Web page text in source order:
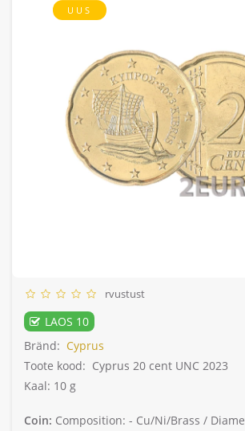
UUS
rvustust
LAOS 10
Bränd: Cyprus
Toote kood: Cyprus 20 cent UNC 2023
Kaal: 10 g
Coin: Composition: - Cu/Ni/Brass /